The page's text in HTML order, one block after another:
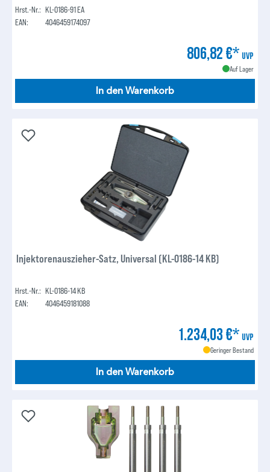
Hrst.-Nr.: KL-0186-91 EA
EAN:
4046459174097
806,82 €* UVP
Auf Lager
In den Warenkorb
Injektorenauszieher-Satz, Universal (KL-0186-14 KB)
Hrst.-Nr.: KL-0186-14 KB
EAN:
4046459181088
1.234,03 €* UVP
Geringer Bestand
In den Warenkorb